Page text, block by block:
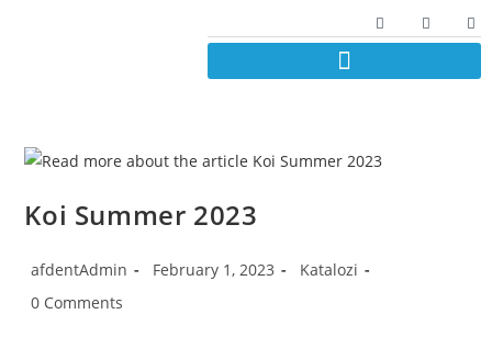
Koi Summer 2023
afdentAdmin February 1, 2023
Katalozi
0 Comments